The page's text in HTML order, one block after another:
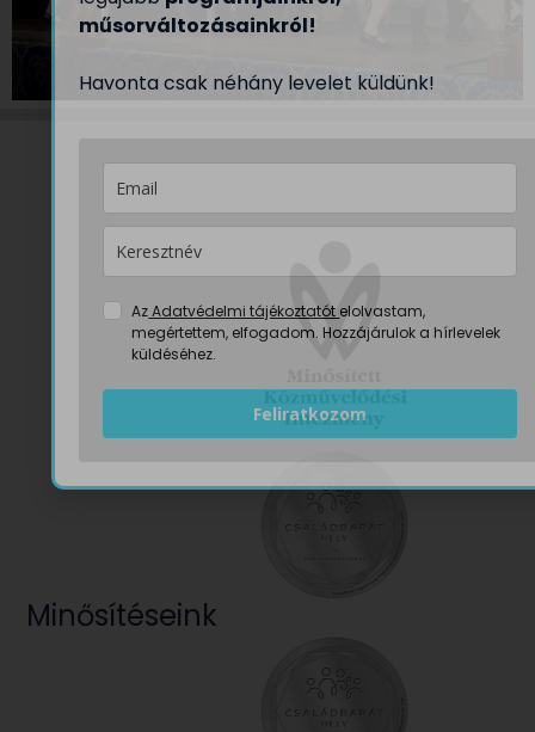
Minősítéseink
műsorváltozásainkról!
Havonta csak néhány levelet küldünk!
AzAdatvédelmi tájékoztatót elolvastam,
megértettem, elfogadom. Hozzájárulok a hírlevelek
küldéséhez.
Feliratkozom